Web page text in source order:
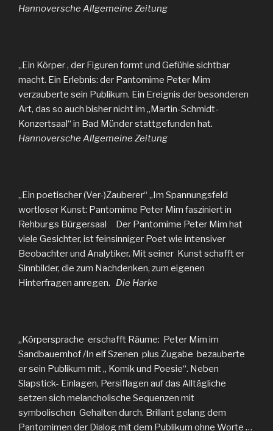
Hannoversche Allgemeine Zeitung
„Ein Körper , der Figuren formt und Gefühle sichtbar
macht. Ein Erlebnis: der Pantomime Peter Mim
verzauberte sein Publikum. Ein Ereignis der besonderen
Art, das so auch bisher nicht im „Martin-Schmidt-
Konzertsaal“ in Bad Münder stattgefunden hat.
Hannoversche Allgemeine Zeitung
„Ein poetischer (Ver-)Zauberer“ „Im Spannungsfeld
wortloser Kunst: Pantomime Peter Mim fasziniert in
Rehburgs Bürgersaal Der Pantomime Peter Mim hat
viele Gesichter, ist feinsinniger Poet wie intensiver
Beobachter und Analytiker. Mit seiner Kunst schafft er
Sinnbilder, die zum Nachdenken, zum eigenen
Hinterfragen anregen.
Die Harke
„Körpersprache erschafft Räume: Peter Mim im
Sandbauernhof /In elf Szenen plus Zugabe bezauberte
er sein Publikum mit „ Komik und Poesie“. Neben
Slapstick- Einlagen, Persiflagen auf das Alltägliche
setzen sich melancholische Sequenzen mit
symbolischen Gehalten durch. Brillant gelang dem
Pantomimen der Dialog mit dem Publikum ohne Worte …